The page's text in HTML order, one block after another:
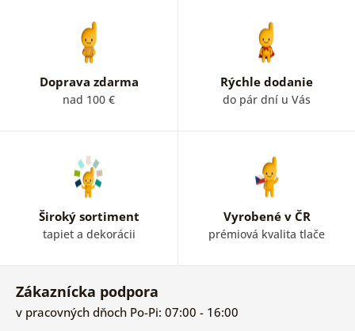
Doprava zdarma
nad 100 €
Rýchle dodanie
do pár dní u Vás
Široký sortiment
tapiet a dekorácii
Vyrobené v ČR
prémiová kvalita tlače
Zákaznícka podpora
v pracovných dňoch Po-Pi: 07:00 - 16:00